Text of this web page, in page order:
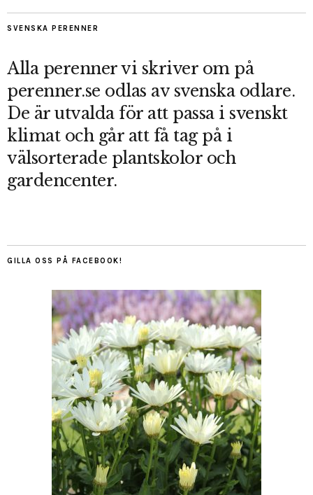
SVENSKA PERENNER
Alla perenner vi skriver om på
perenner.se odlas av svenska odlare.
De är utvalda för att passa i svenskt
klimat och går att få tag på i
välsorterade plantskolor och
gardencenter.
GILLA OSS PÅ FACEBOOK!